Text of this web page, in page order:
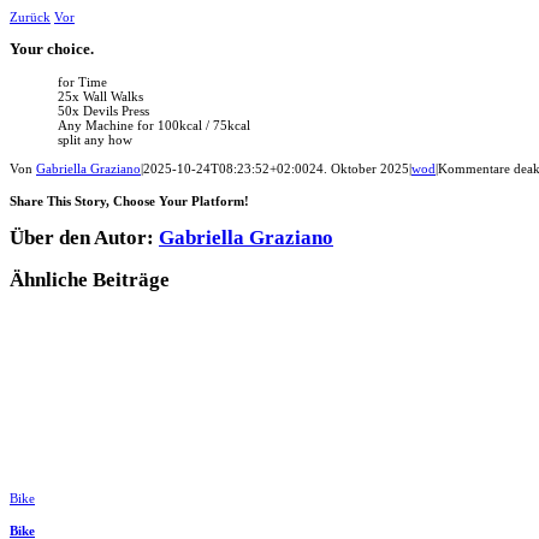
Zum
springen
Zurück Vor
Your choice.
for Time
25x Wall Walks
50x Devils Press
Any Machine for 100kcal / 75kcal
split any how
Von Gabriella Graziano|2025-10-24T08:23:52+02:0024. Oktober 2025|wod|Kommentare
Share This Story, Choose Your Platform!
Facebook
LinkedIn
WhatsApp
Telegram
Tumblr
Pinterest
Vk
Xing
E-
Mail
Über den Autor: Gabriella Graziano
Ähnliche Beiträge
Bike
Bike